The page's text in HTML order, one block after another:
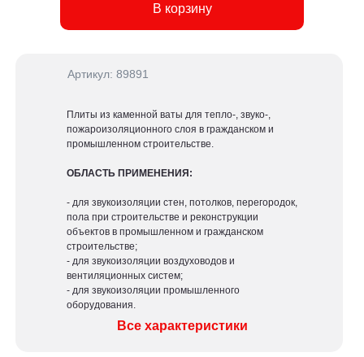
Артикул: 89891
Все характеристики
Плиты из каменной ваты для тепло-, звуко-,
пожароизоляционного слоя в гражданском и
промышленном строительстве.
ОБЛАСТЬ ПРИМЕНЕНИЯ:
- для звукоизоляции стен, потолков, перегородок,
пола при строительстве и реконструкции
объектов в промышленном и гражданском
строительстве;
- для звукоизоляции воздуховодов и
вентиляционных систем;
- для звукоизоляции промышленного
оборудования.
В корзину